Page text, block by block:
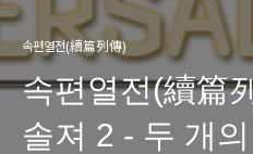
속편열전(續篇列傳)
속편열전(續篇
솔져 2 - 두 개